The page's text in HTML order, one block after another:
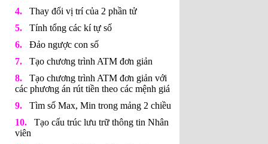
Thay đổi vị trí của 2 phần tử
Tính tổng các kí tự số
Đảo ngược con số
Tạo chương trình ATM đơn giản
Tạo chương trình ATM đơn giản với
các phương án rút tiền theo các mệnh giá
Tìm số Max, Min trong mảng 2 chiều
Tạo cấu trúc lưu trữ thông tin Nhân
viên